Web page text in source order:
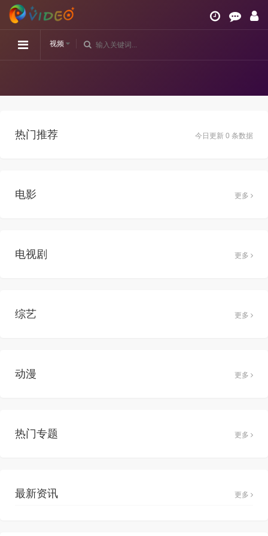
视频
今日更新 0 条数据
热门推荐
电影 更多
电视剧 更多
综艺 更多
动漫 更多
热门专题 更多
最新资讯 更多